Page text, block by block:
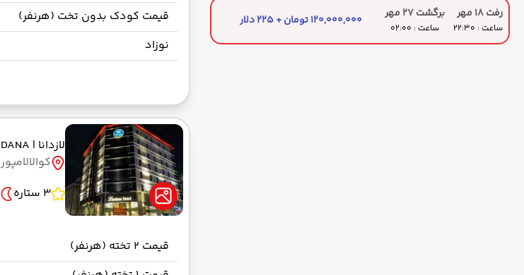
رفت 18 مهر
ساعت : 22:30
برگشت 27 مهر
ساعت : 02:00
120,000,000 تومان + 225 دلار
قیمت کودک بدون تخت (هرنفر)
نوزاد
لازدانا | LAZDANA
کوالالامپور
3 ستاره
قیمت 2 تخته (هرنفر)